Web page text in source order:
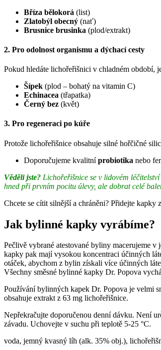
Bříza bělokorá (list)
Zlatobýl obecný (nať)
Brusnice brusinka (plod/extrakt)
2. Pro odolnost organismu a dýchací cesty
Pokud hledáte lichořeřišnici v chladném období,
Šípek (plod – bohatý na vitamin C)
Echinacea (třapatka)
Černý bez (květ)
3. Pro regeneraci po kúře
Protože lichořeřišnice obsahuje silné hořčičné
Doporučujeme kvalitníprobiotika nebo
Věděli jste? Lichořeřišnice se v lidovém
hned při prvním pocitu úlevy, ale dobrat celé
Chcete se cítit silnější a chráněni? Přidejte
Jak bylinné kapky vyrábíme?
Pečlivě vybrané atestované byliny macerujeme v
kapky pak mají vysokou koncentraci účinných
otáček, abychom z bylin získali více účinných
Všechny směsné bylinné kapky Dr. Popova
Používání bylinných kapek Dr. Popova je velmi
obsahuje extrakt z 63 mg lichořeřišnice.
Nepřekračujte doporučenou denní dávku. Není
závadu. Uchovejte v suchu při teplotě 5-25 °C.
voda, jemný kvasný líh (alk. 35% obj.),